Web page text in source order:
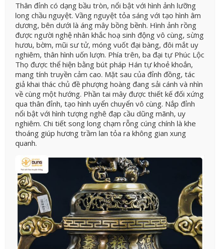
Thân đỉnh có dạng bầu tròn, nổi bật với hình ảnh lưỡng
long chầu nguyệt. Vầng nguyệt tỏa sáng với tạo hình âm
dương, bên dưới là áng mây bồng bềnh. Hình ảnh rồng
được người nghệ nhân khắc hoạ sinh động vô cùng, sừng
hươu, bờm, mũi sư tử, móng vuốt đại bàng, đôi mắt uy
nghiêm, thân hình uốn lượn. Phía trên, ba đại tự Phúc Lộc
Thọ được thể hiện bằng bút pháp Hán tự khoẻ khoắn,
mang tính truyền cảm cao. Mặt sau của đỉnh đồng, tác
giả khai thác chủ đề phượng hoàng đang sải cánh và nhìn
về cùng một hướng. Phần tai mây được thiết kế đối xứng
qua thân đỉnh, tạo hình uyển chuyển vô cùng. Nắp đỉnh
nổi bật với hình tượng nghê đạp cầu dũng mãnh, uy
nghiêm. Chi tiết song long chạm rỗng cúng chính là khe
thoáng giúp hương trầm lan tỏa ra không gian xung
quanh.